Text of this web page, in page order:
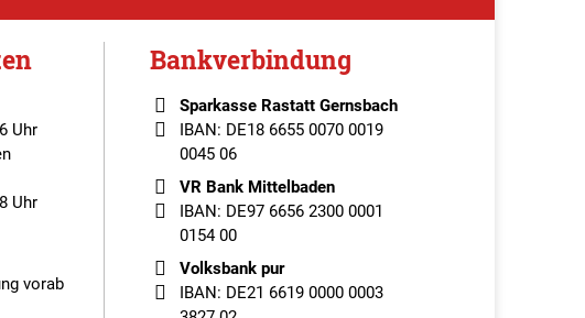
Uhr
Uhr
vorab
Bankverbindung
Sparkasse Rastatt Gernsbach
IBAN: DE18 6655 0070 0019
0045 06
VR Bank Mittelbaden
IBAN: DE97 6656 2300 0001
0154 00
Volksbank pur
IBAN: DE21 6619 0000 0003